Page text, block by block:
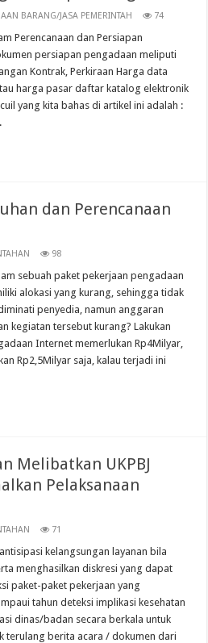
BARANG/JASA PEMERINTAH 74
Perencanaan dan Persiapan
persiapan pengadaan meliputi
Kontrak, Perkiraan Harga data
harga pasar daftar katalog elektronik
yang kita bahas di artikel ini adalah :
dan Perencanaan
98
sebuah paket pekerjaan pengadaan
alokasi yang kurang, sehingga tidak
penyedia, namun anggaran
kegiatan tersebut kurang? Lakukan
Internet memerlukan Rp4Milyar,
Rp2,5Milyar saja, kalau terjadi ini
Melibatkan UKPBJ
Pelaksanaan
71
kelangsungan layanan bila
menghasilkan diskresi yang dapat
paket-paket pekerjaan yang
tahun deteksi implikasi kesehatan
dinas/badan secara berkala untuk
terulang berita acara / dokumen dari